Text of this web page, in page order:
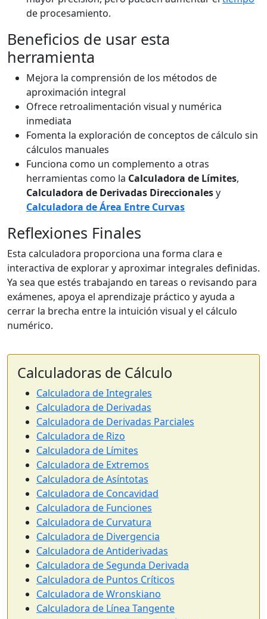
de procesamiento.
Beneficios de usar esta
herramienta
Mejora la comprensión de los métodos de
aproximación integral
Ofrece retroalimentación visual y numérica
inmediata
Fomenta la exploración de conceptos de cálculo sin
cálculos manuales
Funciona como un complemento a otras
herramientas como la Calculadora de Límites,
Calculadora de Derivadas Direccionalesy
Calculadora de Área Entre Curvas
Reflexiones Finales
Esta calculadora proporciona una forma clara e
interactiva de explorar y aproximar integrales definidas.
Ya sea que estés trabajando en tareas o revisando para
exámenes, apoya el aprendizaje práctico y ayuda a
cerrar la brecha entre la intuición visual y el cálculo
numérico.
Calculadoras de Cálculo
Calculadora de Integrales
Calculadora de Derivadas
Calculadora de Derivadas Parciales
Calculadora de Rizo
Calculadora de Límites
Calculadora de Extremos
Calculadora de Asíntotas
Calculadora de Concavidad
Calculadora de Funciones
Calculadora de Curvatura
Calculadora de Divergencia
Calculadora de Antiderivadas
Calculadora de Segunda Derivada
Calculadora de Puntos Críticos
Calculadora de Wronskiano
Calculadora de Línea Tangente